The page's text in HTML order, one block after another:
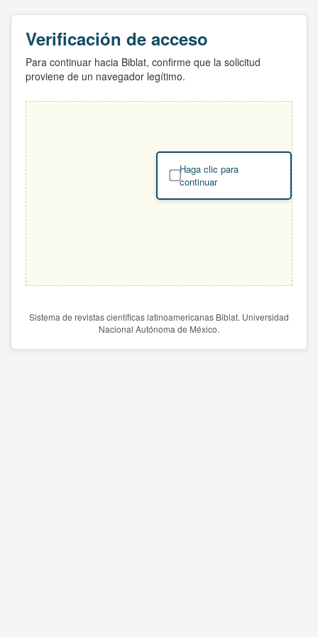
Verificación de acceso
Para continuar hacia Biblat, confirme que la solicitud
proviene de un navegador legítimo.
Haga clic para
continuar
Sistema de revistas científicas latinoamericanas Biblat. Universidad
Nacional Autónoma de México.